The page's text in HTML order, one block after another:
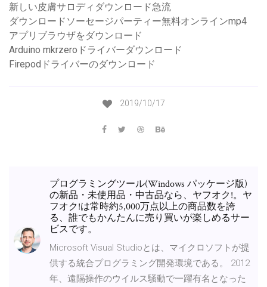
新しい皮膚サロディダウンロード急流
ダウンロードソーセージパーティー無料オンラインmp4
アプリブラウザをダウンロード
Arduino mkrzeroドライバーダウンロード
Firepodドライバーのダウンロード
2019/10/17
プログラミングツール(Windows パッケージ版)
の新品・未使用品・中古品なら、ヤフオク!。ヤ
フオク!は常時約5,000万点以上の商品数を誇
る、誰でもかんたんに売り買いが楽しめるサー
ビスです。
Microsoft Visual Studioとは、マイクロソフトが提
供する統合プログラミング開発環境である。 2012
年、遠隔操作のウイルス騒動で一躍有名となった